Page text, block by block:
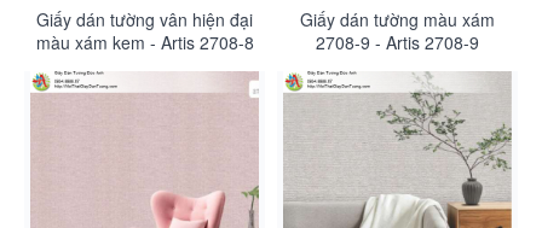
Giấy dán tường vân hiện đại
màu xám kem - Artis 2708-8
Giấy dán tường màu xám
2708-9 - Artis 2708-9